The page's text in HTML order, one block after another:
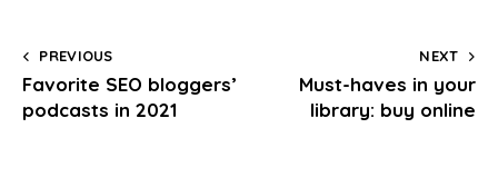
PREVIOUS
Favorite SEO bloggers’
podcasts in 2021
NEXT
Must-haves in your
library: buy online